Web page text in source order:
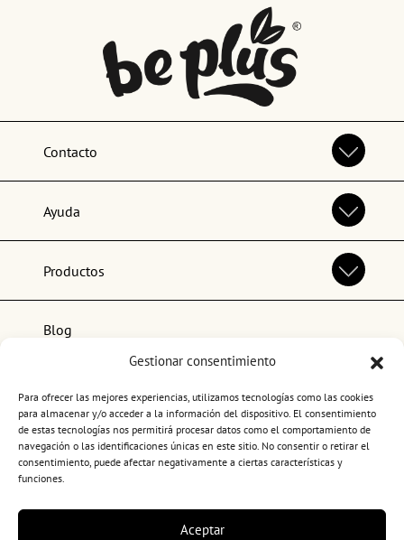
Gestionar consentimiento
Para ofrecer las mejores experiencias, utilizamos tecnologías como las cookies
para almacenar y/o acceder a la información del dispositivo. El consentimiento
de estas tecnologías nos permitirá procesar datos como el comportamiento de
navegación o las identificaciones únicas en este sitio. No consentir o retirar el
consentimiento, puede afectar negativamente a ciertas características y
funciones.
Aceptar
Contacto
Ayuda
Productos
Blog
Lo más popular